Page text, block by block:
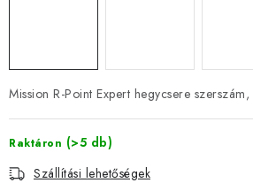
Mission R-Point Expert hegycsere szerszám,
Raktáron (>5 db)
Szállítási lehetőségek